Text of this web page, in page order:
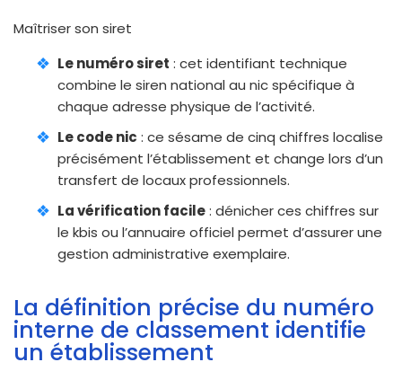
Maîtriser son siret
Le numéro siret : cet identifiant technique
combine le siren national au nic spécifique à
chaque adresse physique de l’activité.
Le code nic : ce sésame de cinq chiffres localise
précisément l’établissement et change lors d’un
transfert de locaux professionnels.
La vérification facile: dénicher ces chiffres sur
le kbis ou l’annuaire officiel permet d’assurer une
gestion administrative exemplaire.
La définition précise du numéro
interne de classement identifie
un établissement